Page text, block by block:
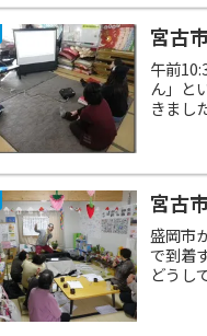
宮古
午前
ん」と
きまし
宮古
盛岡市
で到着
どうし